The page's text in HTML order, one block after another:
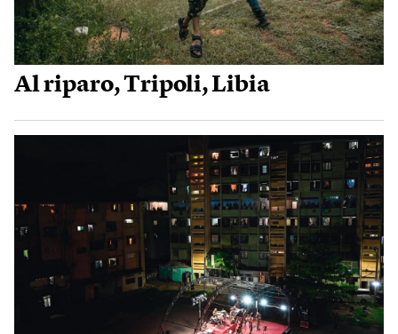
Al riparo, Tripoli, Libia